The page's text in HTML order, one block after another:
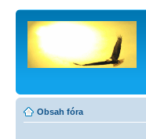
Obsah fóra